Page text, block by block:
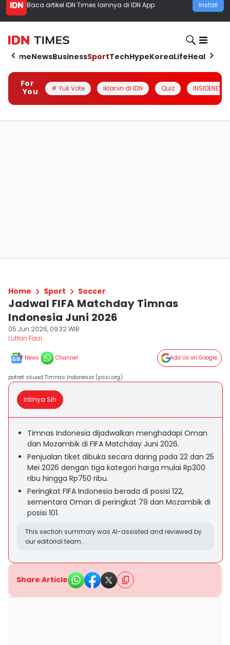
Baca artikel IDN Times lainnya di IDN App Install
HomeNewsBusinessSportTechHypeKoreaLifeHealth
For
You
# Yuk Vote Iklanin di IDN Quiz INSIDENESIA
Home Sport Soccer
Jadwal FIFA Matchday Timnas
Indonesia Juni 2026
05 Jun 2026, 09:32 WIB
Lutfan Faizi
News Channel Add Us on Google
potret skuad Timnas Indonesia (pssi.org)
Intinya Sih
Timnas Indonesia dijadwalkan menghadapi Oman
dan Mozambik di FIFA Matchday Juni 2026.
Penjualan tiket dibuka secara daring pada 22 dan 25
Mei 2026 dengan tiga kategori harga mulai Rp300
ribu hingga Rp750 ribu.
Peringkat FIFA Indonesia berada di posisi 122,
sementara Oman di peringkat 79 dan Mozambik di
posisi 101.
This section summary was AI-assisted and reviewed by
our editorial team.
Share Article